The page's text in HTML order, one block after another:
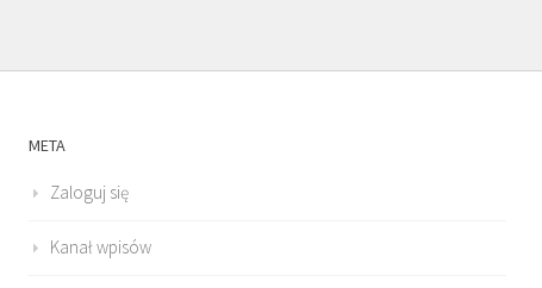
META
Zaloguj się
Kanał wpisów